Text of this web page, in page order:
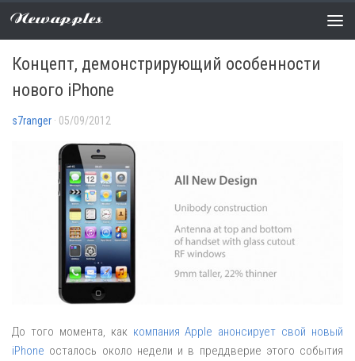
Newapples
НОВОСТИ 0 COMMENTS
Концепт, демонстрирующий особенности
нового iPhone
s7ranger · 05/09/2012
До того момента, как компания Apple анонсирует свой новый
iPhone осталось около недели и в преддверие этого события